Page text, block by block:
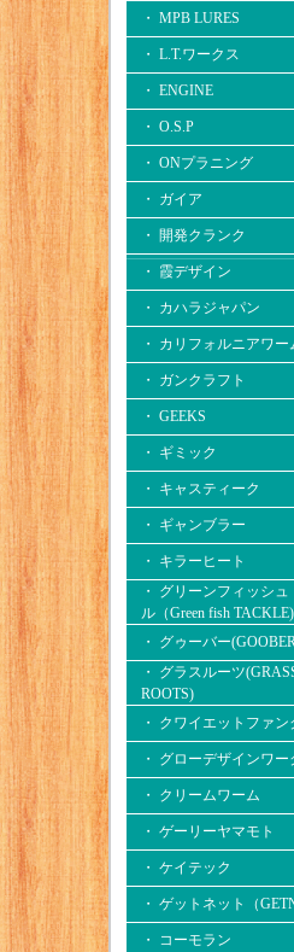
・ MPB LURES
・ L.T.ワークス
・ ENGINE
・ O.S.P
・ ONプラニング
・ ガイア
・ 開発クランク
・ 霞デザイン
・ カハラジャパン
・ カリフォルニアワー
・ ガンクラフト
・ GEEKS
・ ギミック
・ キャスティーク
・ ギャンブラー
・ キラーヒート
・ グリーンフィッシュ
ル（Green fish TACKLE)
・ グゥーバー
・ グラスルーツ
ROOTS)
・ クワイエットファン
・ グローデザインワー
・ クリームワーム
・ ゲーリーヤマモト
・ ケイテック
・ ゲットネット（
・ コーモラン